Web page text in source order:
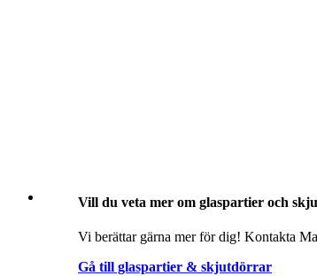
Vill du veta mer om glaspartier och
Vi berättar gärna mer för dig! Kontakta
Gå till glaspartier & skjutdörrar